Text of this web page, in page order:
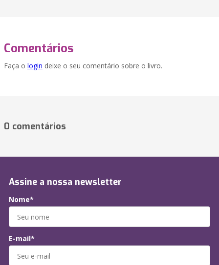
Comentários
Faça o login deixe o seu comentário sobre o livro.
0 comentários
Assine a nossa newsletter
Nome*
E-mail*